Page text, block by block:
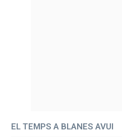
EL TEMPS A BLANES AVUI